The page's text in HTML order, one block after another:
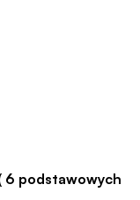
6 podstawowych